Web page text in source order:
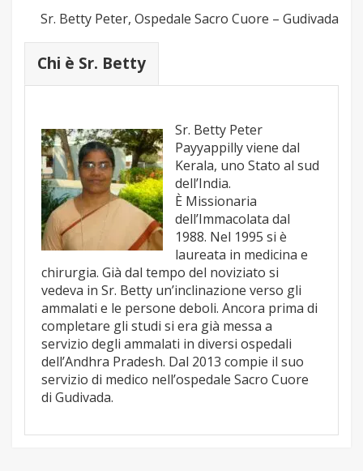
Sr. Betty Peter, Ospedale Sacro Cuore – Gudivada
Chi è Sr. Betty
Sr. Betty Peter
Payyappilly viene dal
Kerala, uno Stato al sud
dell’India.
È Missionaria
dell’Immacolata dal
1988. Nel 1995 si è
laureata in medicina e
chirurgia. Già dal tempo del noviziato si
vedeva in Sr. Betty un’inclinazione verso gli
ammalati e le persone deboli. Ancora prima di
completare gli studi si era già messa a
servizio degli ammalati in diversi ospedali
dell’Andhra Pradesh. Dal 2013 compie il suo
servizio di medico nell’ospedale Sacro Cuore
di Gudivada.